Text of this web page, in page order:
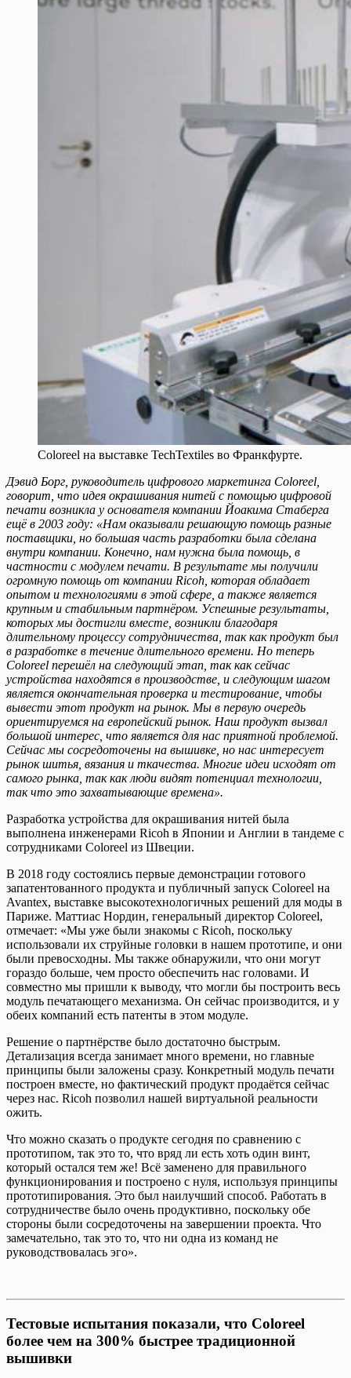
Coloreel на выставке TechTextiles во Франкфурте.
Дэвид Борг, руководитель цифрового маркетинга Coloreel,
говорит, что идея окрашивания нитей с помощью цифровой
печати возникла у основателя компании Йоакима Стаберга
ещё в 2003 году: «Нам оказывали решающую помощь разные
поставщики, но большая часть разработки была сделана
внутри компании. Конечно, нам нужна была помощь, в
частности с модулем печати. В результате мы получили
огромную помощь от компании Ricoh, которая обладает
опытом и технологиями в этой сфере, а также является
крупным и стабильным партнёром. Успешные результаты,
которых мы достигли вместе, возникли благодаря
длительному процессу сотрудничества, так как продукт был
в разработке в течение длительного времени. Но теперь
Coloreel перешёл на следующий этап, так как сейчас
устройства находятся в производстве, и следующим шагом
является окончательная проверка и тестирование, чтобы
вывести этот продукт на рынок. Мы в первую очередь
ориентируемся на европейский рынок. Наш продукт вызвал
большой интерес, что является для нас приятной проблемой.
Сейчас мы сосредоточены на вышивке, но нас интересует
рынок шитья, вязания и ткачества. Многие идеи исходят от
самого рынка, так как люди видят потенциал технологии,
так что это захватывающие времена».
Разработка устройства для окрашивания нитей была
выполнена инженерами Ricoh в Японии и Англии в тандеме с
сотрудниками Coloreel из Швеции.
В 2018 году состоялись первые демонстрации готового
запатентованного продукта и публичный запуск Coloreel на
Avantex, выставке высокотехнологичных решений для моды в
Париже. Маттиас Нордин, генеральный директор Coloreel,
отмечает: «Мы уже были знакомы с Ricoh, поскольку
использовали их струйные головки в нашем прототипе, и они
были превосходны. Мы также обнаружили, что они могут
гораздо больше, чем просто обеспечить нас головами. И
совместно мы пришли к выводу, что могли бы построить весь
модуль печатающего механизма. Он сейчас производится, и у
обеих компаний есть патенты в этом модуле.
Решение о партнёрстве было достаточно быстрым.
Детализация всегда занимает много времени, но главные
принципы были заложены сразу. Конкретный модуль печати
построен вместе, но фактический продукт продаётся сейчас
через нас. Ricoh позволил нашей виртуальной реальности
ожить.
Что можно сказать о продукте сегодня по сравнению с
прототипом, так это то, что вряд ли есть хоть один винт,
который остался тем же! Всё заменено для правильного
функционирования и построено с нуля, используя принципы
прототипирования. Это был наилучший способ. Работать в
сотрудничестве было очень продуктивно, поскольку обе
стороны были сосредоточены на завершении проекта. Что
замечательно, так это то, что ни одна из команд не
руководствовалась эго».
Тестовые испытания показали, что Coloreel
более чем на 300% быстрее традиционной
вышивки